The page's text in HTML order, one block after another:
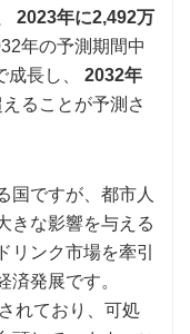
2023年に2,492万
年の予測期間中
成長し、 2032年
ることが予測さ
国ですが、都市人
きな影響を与える
リンク市場を牽引
済発展です。
れており、可処